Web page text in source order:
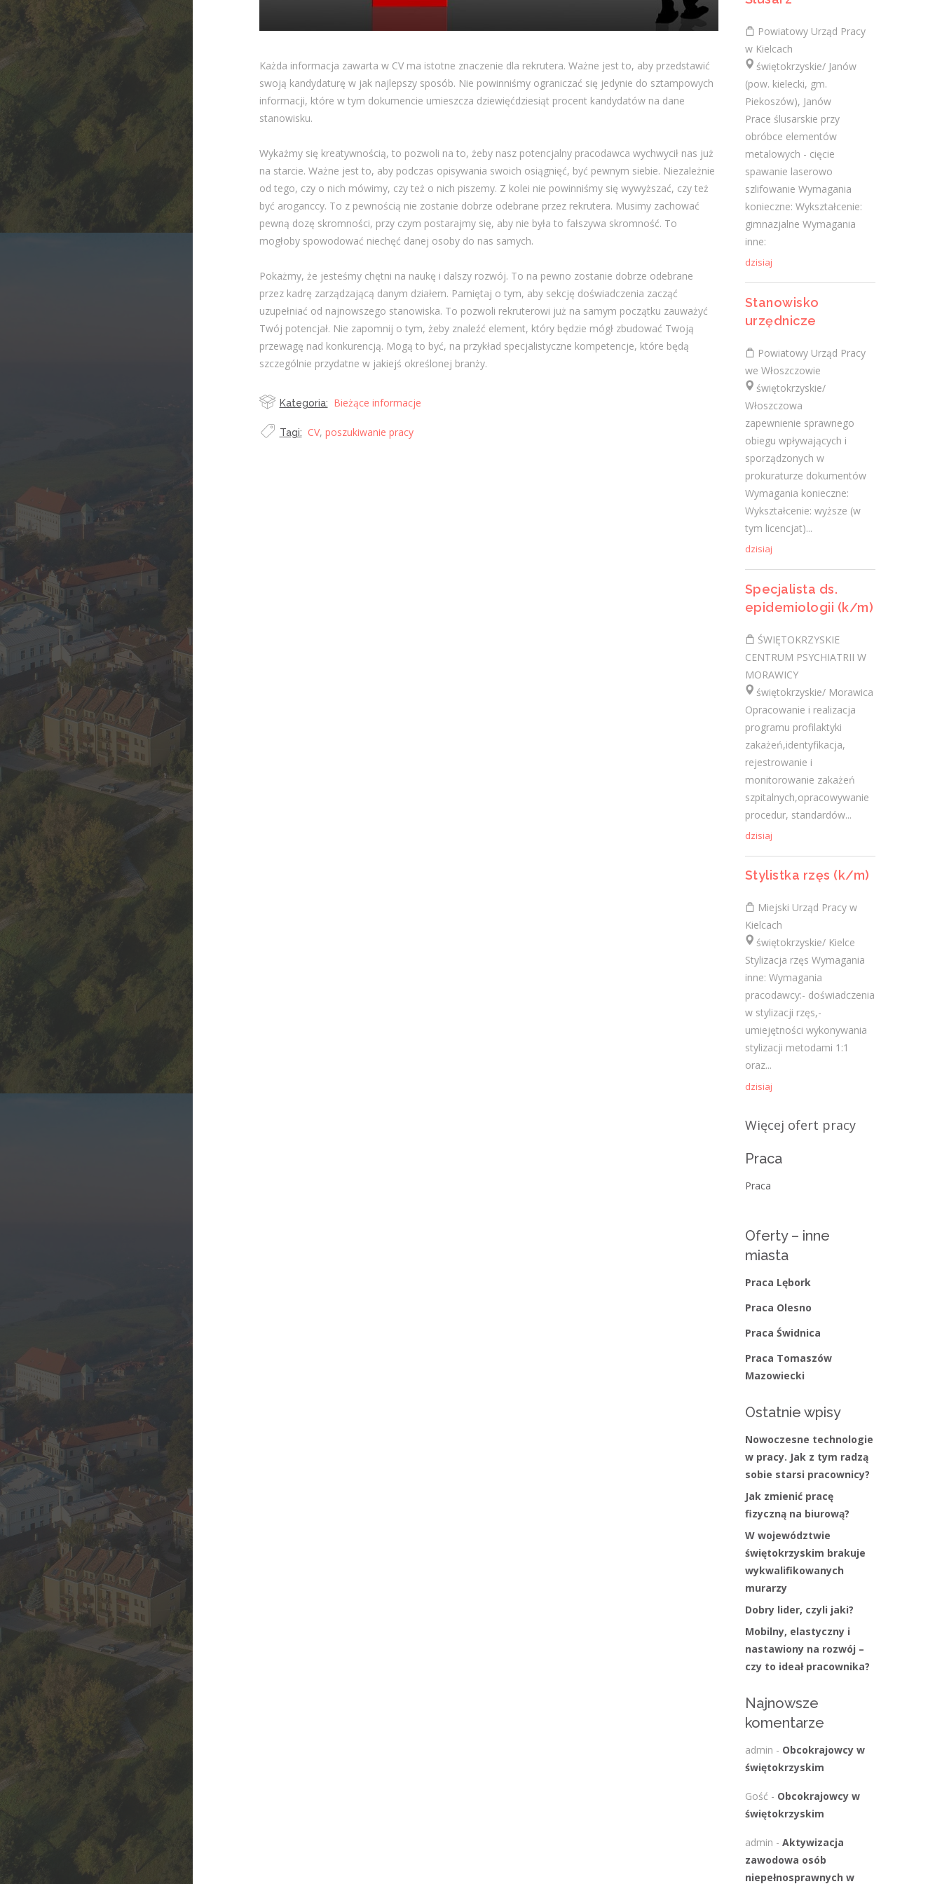
konieczne: Wykształcenie: wyższe (w tym
licencjat)...
dzisiaj
Specjalista ds. epidemiologii
(k/m)
PSYCHIATRII W MORAWICY
świętokrzyskie/ Morawica
Opracowanie i realizacja programu
profilaktyki zakażeń,identyfikacja,
rejestrowanie i monitorowanie zakażeń
standardów...
Miejski Urząd Pracy w Kielcach
świętokrzyskie/ Kielce
Stylizacja rzęs Wymagania inne:
Wymagania pracodawcy:- doświadczenia w
stylizacji rzęs,- umiejętności wykonywania
stylizacji metodami 1:1 oraz...
dzisiaj
Więcej ofert pracy
Praca
Ostatnie wpisy
Nowoczesne technologie w pracy. Jak
z tym radzą sobie starsi pracownicy?
2 lutego 2021
Jak zmienić pracę fizyczną na biurową?
3 stycznia 2021
W województwie świętokrzyskim
brakuje wykwalifikowanych murarzy
12 grudnia 2020
Dobry lider, czyli jaki?
10 listopada 2020
rozwój – czy to ideał pracownika?
Najnowsze komentarze
admin-Obcokrajowcy w
świętokrzyskim
Obcokrajowcy w
świętokrzyskim
admin-Aktywizacja zawodowa osób
niepełnosprawnych w świętokrzyskim
niepełnosprawnych w świętokrzyskim
admin-Zawody nadwyżkowe w
Kategorie
Bieżące informacje
Struktura zatrudnienia
Każda informacja zawarta w CV ma istotne znaczenie dla rekrutera. Ważne jest to, aby przedstawić
swoją kandydaturę w jak najlepszy sposób. Nie powinniśmy ograniczać się jedynie do sztampowych
informacji, które w tym dokumencie umieszcza dziewięćdziesiąt procent kandydatów na dane
stanowisku.
Wykażmy się kreatywnością, to pozwoli na to, żeby nasz potencjalny pracodawca wychwycił nas już
na starcie. Ważne jest to, aby podczas opisywania swoich osiągnięć, być pewnym siebie. Niezależnie
od tego, czy o nich mówimy, czy też o nich piszemy. Z kolei nie powinniśmy się wywyższać, czy też
być aroganccy. To z pewnością nie zostanie dobrze odebrane przez rekrutera. Musimy zachować
pewną dozę skromności, przy czym postarajmy się, aby nie była to fałszywa skromność. To
mogłoby spowodować niechęć danej osoby do nas samych.
Pokażmy, że jesteśmy chętni na naukę i dalszy rozwój. To na pewno zostanie dobrze odebrane
przez kadrę zarządzającą danym działem. Pamiętaj o tym, aby sekcję doświadczenia zacząć
uzupełniać od najnowszego stanowiska. To pozwoli rekruterowi już na samym początku zauważyć
Twój potencjał. Nie zapomnij o tym, żeby znaleźć element, który będzie mógł zbudować Twoją
przewagę nad konkurencją. Mogą to być, na przykład specjalistyczne kompetencje, które będą
szczególnie przydatne w jakiejś określonej branży.
Kategoria: Bieżące informacje
Tagi: CV, poszukiwanie pracy
Powiatowy Urząd Pracy
w Kielcach
świętokrzyskie/ Janów
(pow. kielecki, gm.
Piekoszów), Janów
Prace ślusarskie przy
obróbce elementów
metalowych - cięcie
spawanie laserowo
szlifowanie Wymagania
konieczne: Wykształcenie:
gimnazjalne Wymagania
inne:
dzisiaj
Stanowisko
urzędnicze
Powiatowy Urząd Pracy
we Włoszczowie
świętokrzyskie/
Włoszczowa
zapewnienie sprawnego
obiegu wpływających i
sporządzonych w
prokuraturze dokumentów
Wymagania konieczne:
Wykształcenie: wyższe (w
tym licencjat)...
dzisiaj
Specjalista ds.
epidemiologii (k/m)
ŚWIĘTOKRZYSKIE
CENTRUM PSYCHIATRII W
MORAWICY
świętokrzyskie/ Morawica
Opracowanie i realizacja
programu profilaktyki
zakażeń,identyfikacja,
rejestrowanie i
monitorowanie zakażeń
szpitalnych,opracowywanie
procedur, standardów...
dzisiaj
Stylistka rzęs (k/m)
Miejski Urząd Pracy w
Kielcach
świętokrzyskie/ Kielce
Stylizacja rzęs Wymagania
inne: Wymagania
pracodawcy:- doświadczenia
w stylizacji rzęs,-
umiejętności wykonywania
stylizacji metodami 1:1
oraz...
dzisiaj
Więcej ofert pracy
Praca
Praca
Oferty – inne
miasta
Praca Lębork
Praca Olesno
Praca Świdnica
Praca Tomaszów
Mazowiecki
Ostatnie wpisy
Nowoczesne technologie
w pracy. Jak z tym radzą
sobie starsi pracownicy?
Jak zmienić pracę
fizyczną na biurową?
W województwie
świętokrzyskim brakuje
wykwalifikowanych
murarzy
Dobry lider, czyli jaki?
Mobilny, elastyczny i
nastawiony na rozwój –
czy to ideał pracownika?
Najnowsze
komentarze
admin - Obcokrajowcy w
świętokrzyskim
Gość - Obcokrajowcy w
świętokrzyskim
admin - Aktywizacja
zawodowa osób
niepełnosprawnych w